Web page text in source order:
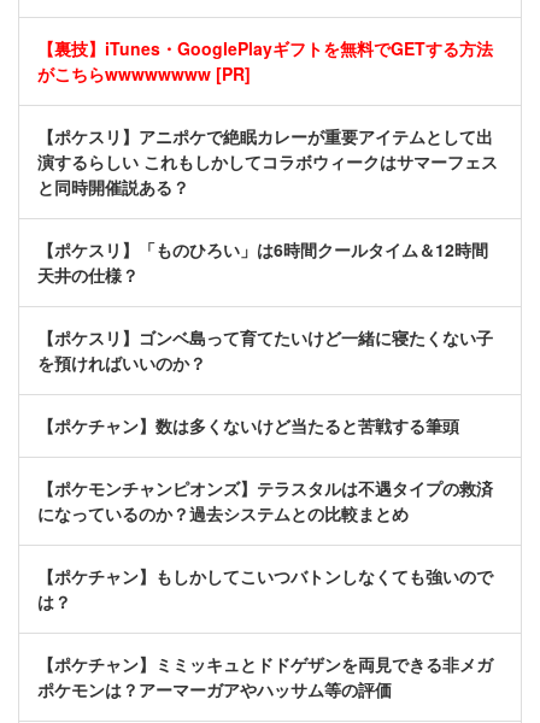
【裏技】iTunes・GooglePlayギフトを無料でGETする方法
がこちらwwwwwwww [PR]
【ポケスリ】アニポケで絶眠カレーが重要アイテムとして出
演するらしい これもしかしてコラボウィークはサマーフェス
と同時開催説ある？
【ポケスリ】「ものひろい」は6時間クールタイム＆12時間
天井の仕様？
【ポケスリ】ゴンベ島って育てたいけど一緒に寝たくない子
を預ければいいのか？
【ポケチャン】数は多くないけど当たると苦戦する筆頭
【ポケモンチャンピオンズ】テラスタルは不遇タイプの救済
になっているのか？過去システムとの比較まとめ
【ポケチャン】もしかしてこいつバトンしなくても強いので
は？
【ポケチャン】ミミッキュとドドゲザンを両見できる非メガ
ポケモンは？アーマーガアやハッサム等の評価